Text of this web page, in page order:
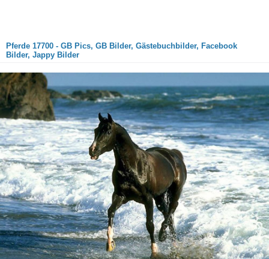
Pferde 17700 - GB Pics, GB Bilder, Gästebuchbilder, Facebook
Bilder, Jappy Bilder